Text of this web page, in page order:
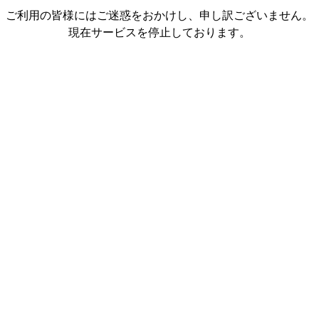
ご利用の皆様にはご迷惑をおかけし、申し訳ございません。
現在サービスを停止しております。